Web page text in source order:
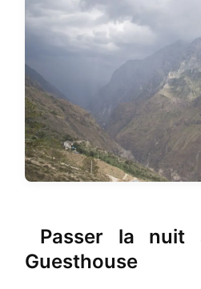
Passer la nuit
Guesthouse